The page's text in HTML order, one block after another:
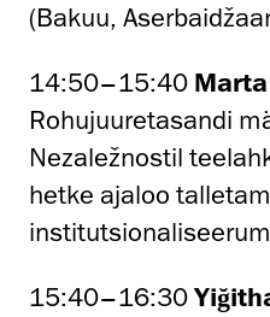
(Bakuu,
14:50–15:40
Rohujuuretasandi
Nezaležnostil
hetke ajaloo
15:40–16:30